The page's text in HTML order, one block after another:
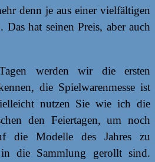
denn je aus einer vielfältigen
hat seinen Preis, aber auch
werden wir die ersten
die Spielwarenmesse ist
nutzen Sie wie ich die
den Feiertagen, um noch
die Modelle des Jahres zu
die Sammlung gerollt sind.